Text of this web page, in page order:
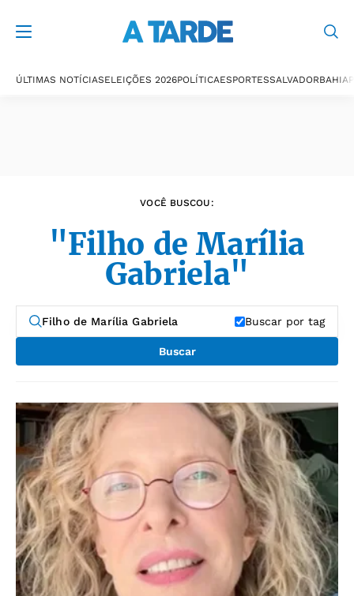
ÚLTIMAS NOTÍCIASELEIÇÕES 2026POLÍTICAESPORTESSALVADORBAHIA
VOCÊ BUSCOU:
"Filho de Marília
Gabriela"
Buscar por tag
Buscar